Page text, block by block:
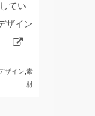
てい
ザイン
ザイン 素
材